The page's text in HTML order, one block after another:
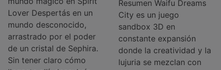
Lover Despertás en un
mundo desconocido,
arrastrado por el poder
de un cristal de Sephira.
Sin tener claro cómo
Resumen Waifu Dreams
City es un juego
sandbox 3D en
constante expansión
donde la creatividad y la
lujuria se mezclan con